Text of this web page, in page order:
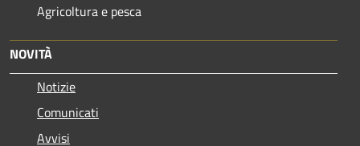
Agricoltura e pesca
NOVITÀ
Notizie
Comunicati
Avvisi